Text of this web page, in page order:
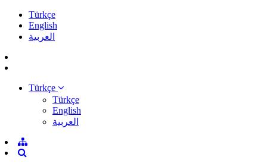
Türkçe
English
العربية
Türkçe
Türkçe
English
العربية